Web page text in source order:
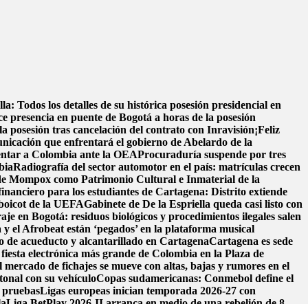
Todos los detalles de su histórica posesión presidencial en
presencia en puente de Bogotá a horas de la posesión
posesión tras cancelación del contrato con Inravisión¡Feliz
que enfrentará el gobierno de Abelardo de la
a Colombia ante la OEAProcuraduría suspende por tres
Radiografía del sector automotor en el país: matrículas crecen
Mompox como Patrimonio Cultural e Inmaterial de la
para los estudiantes de Cartagena: Distrito extiende
de la UEFAGabinete de De la Espriella queda casi listo con
en Bogotá: residuos biológicos y procedimientos ilegales salen
el Afrobeat están ‘pegados’ en la plataforma musical
de acueducto y alcantarillado en CartagenaCartagena es sede
electrónica más grande de Colombia en la Plaza de
de fichajes se mueve con altas, bajas y rumores en el
con su vehículoCopas sudamericanas: Conmebol define el
Ligas europeas inician temporada 2026-27 con